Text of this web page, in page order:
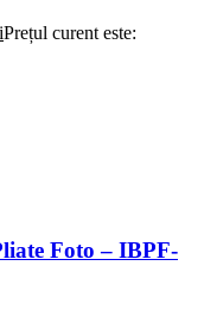
Prețul curent este:
Foto – IBPF-